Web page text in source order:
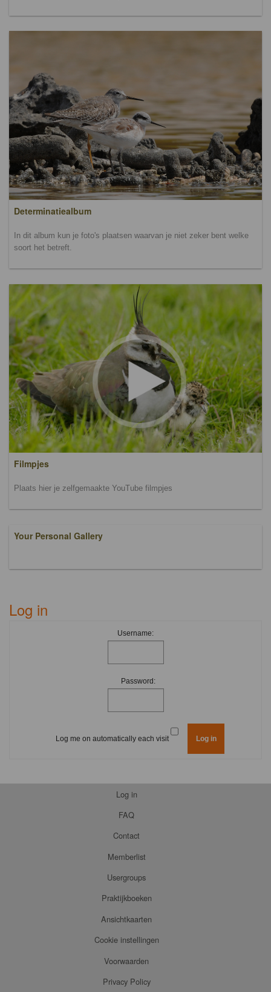
Determinatiealbum
In dit album kun je foto's plaatsen waarvan je niet zeker bent welke
soort het betreft.
Filmpjes
Plaats hier je zelfgemaakte YouTube filmpjes
Your Personal Gallery
Log in
Username:
Password:
Log me on automatically each visit
Log in
FAQ
Contact
Memberlist
Usergroups
Praktijkboeken
Ansichtkaarten
Cookie instellingen
Voorwaarden
Privacy Policy